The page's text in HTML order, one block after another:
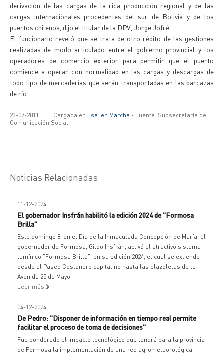
derivación de las cargas de la rica producción regional y de las
cargas internacionales procedentes del sur de Bolivia y de los
puertos chilenos, dijo el titular de la DPV, Jorge Jofré.
El funcionario reveló que se trata de otro rédito de las gestiones
realizadas de modo articulado entre el gobierno provincial y los
operadores de comercio exterior para permitir que el puerto
comience a operar con normalidad en las cargas y descargas de
todo tipo de mercaderías que serán transportadas en las barcazas
de río.
23-07-2011 | Cargada en Fsa. en Marcha - Fuente: Subsecretaría de
Comunicación Social
Noticias Relacionadas
11-12-2024
El gobernador Insfrán habilitó la edición 2024 de "Formosa
Brilla"
Este domingo 8, en el Día de la Inmaculada Concepción de María, el
gobernador de Formosa, Gildo Insfrán, activó el atractivo sistema
lumínico "Formosa Brilla", en su edición 2024, el cual se extiende
desde el Paseo Costanero capitalino hasta las plazoletas de la
Avenida 25 de Mayo.
Leer más
04-12-2024
De Pedro: "Disponer de información en tiempo real permite
facilitar el proceso de toma de decisiones"
Fue ponderado el impacto tecnológico que tendrá para la provincia
de Formosa la implementación de una red agrometeorológica